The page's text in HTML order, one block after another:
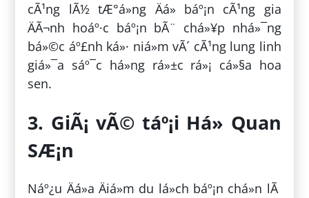
cÃ¹ng lÃ½ tÆ°á»ng Äá» báº¡n cÃ¹ng gia
ÄÃ¬nh hoáº·c báº¡n bÃ¨ chá»¥p nhá»¯ng
bá»©c áº£nh ká»· niá»m vÃ´ cÃ¹ng lung linh
giá»¯a sáº¯c há»ng rá»±c rá»¡ cá»§a hoa
sen.
3. GiÃ¡ vÃ© táº¡i Há» Quan
SÆ¡n
Náº¿u Äá»a Äiá»m du lá»ch báº¡n chá»n lÃ